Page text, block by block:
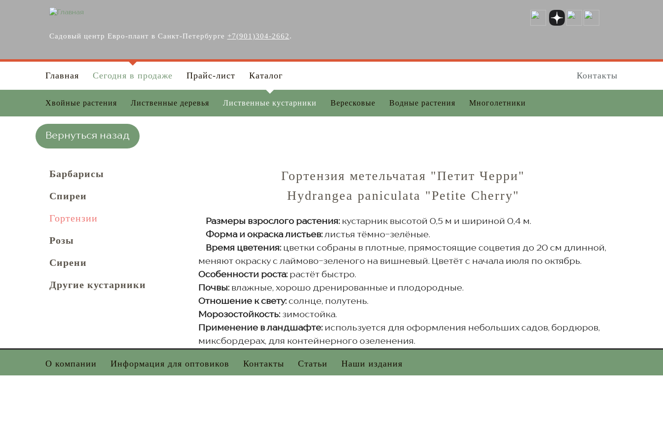
Садовый центр Евро-плант в Санкт-Петербурге +7(901)304-2662.
Главная Сегодня в продаже Прайс-лист Каталог Контакты
Хвойные растения Лиственные деревья Лиственные кустарники Вересковые Водные растения Многолетники
Вернуться назад
Барбарисы
Спиреи
Гортензии
Розы
Сирени
Другие кустарники
Гортензия метельчатая "Петит Черри"
Hydrangea paniculata "Petite Cherry"
Размеры взрослого растения: кустарник высотой 0,5 м и шириной 0,4 м.
Форма и окраска листьев:листья тёмно-зелёные.
Время цветения: цветки собраны в плотные, прямостоящие соцветия до 20 см длинной,
меняют окраску с лаймово-зеленого на вишневый. Цветёт с начала июля по октябрь.
Особенности роста: растёт быстро.
Почвы: влажные, хорошо дренированные и плодородные.
Отношение к свету: солнце, полутень.
Морозостойкость: зимостойка.
Применение в ландшафте: используется для оформления небольших садов, бордюров,
миксбордерах, для контейнерного озеленения.
О компании Информация для оптовиков Контакты Статьи Наши издания